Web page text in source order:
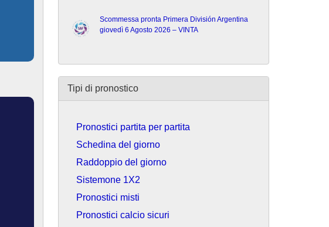
Scommessa pronta Primera División Argentina
giovedì 6 Agosto 2026 – VINTA
Tipi di pronostico
Pronostici partita per partita
Schedina del giorno
Raddoppio del giorno
Sistemone 1X2
Pronostici misti
Pronostici calcio sicuri